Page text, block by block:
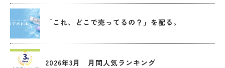
「これ、どこで売ってるの？」を配る。
2026年3月 月間人気ランキング